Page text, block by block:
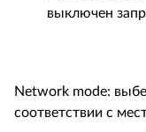
выключен
Network mode:
соответствии с